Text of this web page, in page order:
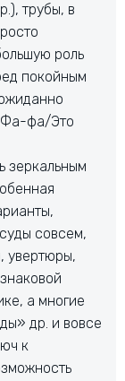
трубы, в
роль
покойным
фа/Это
зеркальным
совсем,
увертюры,
а многие
др. и вовсе
к